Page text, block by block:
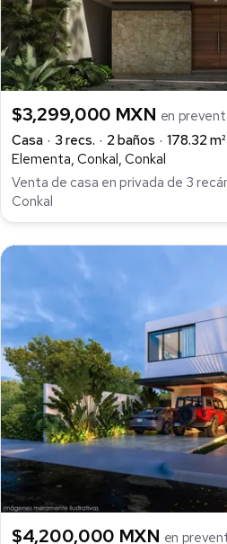
$3,299,000 MXN en
Casa
3 recs. 2 baños
178.32 m²
Elementa, Conkal, Conkal
Venta de casa en privada de 3
Conkal
$4,200,000 MXN en